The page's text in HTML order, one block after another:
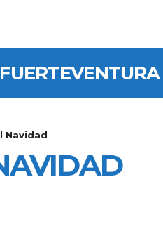
FUERTEVENTURA
Navidad